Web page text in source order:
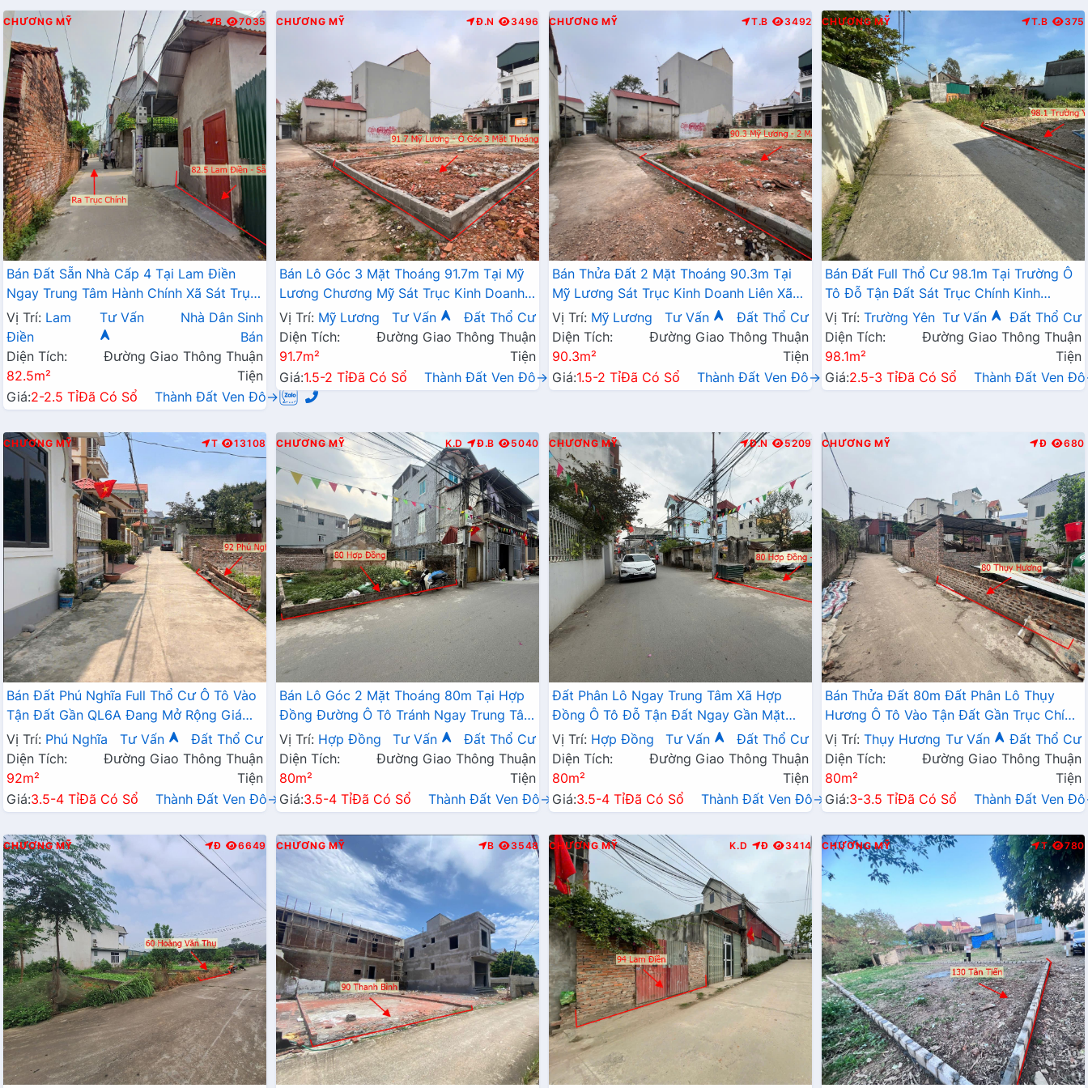
CHƯƠNG MỸ B 7035
Bán Đất Sẵn Nhà Cấp 4 Tại Lam Điền
Ngay Trung Tâm Hành Chính Xã Sát Trục
Kinh Doanh Giá Chỉ Hơn 2 Tỷ
Vị Trí: Lam
Điền
Tư Vấn
Nhà Dân Sinh
Bán
Diện Tích:
82.5m²
Đường Giao Thông Thuận
Tiện
Giá:2-2.5 TỉĐã Có Sổ Thành Đất Ven Đô→
CHƯƠNG MỸ Đ.N 3496
Bán Lô Góc 3 Mặt Thoáng 91.7m Tại Mỹ
Lương Chương Mỹ Sát Trục Kinh Doanh -
Đất Phân Lô Mỹ Lương Chương Mỹ
Vị Trí: Mỹ Lương Tư Vấn
Đất Thổ Cư
Diện Tích:
91.7m²
Đường Giao Thông Thuận
Tiện
Giá:1.5-2 TỉĐã Có Sổ Thành Đất Ven Đô→
CHƯƠNG MỸ T.B 3492
Bán Thửa Đất 2 Mặt Thoáng 90.3m Tại
Mỹ Lương Sát Trục Kinh Doanh Liên Xã
Giá Chỉ Hơn Tỷ
Vị Trí: Mỹ Lương Tư Vấn
Đất Thổ Cư
Diện Tích:
90.3m²
Đường Giao Thông Thuận
Tiện
Giá:1.5-2 TỉĐã Có Sổ Thành Đất Ven Đô→
CHƯƠNG MỸ T.B 375
Bán Đất Full Thổ Cư 98.1m Tại Trường Ô
Tô Đỗ Tận Đất Sát Trục Chính Kinh
Doanh Giá Chỉ Hơn 2 Tỷ
Vị Trí: Trường Yên Tư Vấn
Đất Thổ Cư
Diện Tích:
98.1m²
Đường Giao Thông Thuận
Tiện
Giá:2.5-3 TỉĐã Có Sổ Thành Đất Ven
CHƯƠNG MỸ T 13108
Bán Đất Phú Nghĩa Full Thổ Cư Ô Tô Vào
Tận Đất Gần QL6A Đang Mở Rộng Giá
Chỉ Vài Tỷ
Vị Trí: Phú Nghĩa Tư Vấn
Đất Thổ Cư
Diện Tích:
92m²
Đường Giao Thông Thuận
Tiện
Giá:3.5-4 TỉĐã Có Sổ Thành Đất Ven Đô→
CHƯƠNG MỸ K.D Đ.B 5040
Bán Lô Góc 2 Mặt Thoáng 80m Tại Hợp
Đồng Đường Ô Tô Tránh Ngay Trung Tâm
Hành Chính Xã Gần Đường TL419
Vị Trí: Hợp Đồng Tư Vấn
Đất Thổ Cư
Diện Tích:
80m²
Đường Giao Thông Thuận
Tiện
Giá:3.5-4 TỉĐã Có Sổ Thành Đất Ven Đô→
CHƯƠNG MỸ Đ.N 5209
Đất Phân Lô Ngay Trung Tâm Xã Hợp
Đồng Ô Tô Đỗ Tận Đất Ngay Gần Mặt
Đường Kinh Doanh TL419
Vị Trí: Hợp Đồng Tư Vấn
Đất Thổ Cư
Diện Tích:
80m²
Đường Giao Thông Thuận
Tiện
Giá:3.5-4 TỉĐã Có Sổ Thành Đất Ven Đô→
CHƯƠNG MỸ Đ 680
Bán Thửa Đất 80m Đất Phân Lô Thụy
Hương Ô Tô Vào Tận Đất Gần Trục Chính
Kinh Doanh Liên Huyện
Vị Trí: Thụy Hương Tư Vấn
Đất Thổ Cư
Diện Tích:
80m²
Đường Giao Thông Thuận
Tiện
Giá:3-3.5 TỉĐã Có Sổ Thành Đất Ven
CHƯƠNG MỸ Đ 6649 CHƯƠNG MỸ B 3548 CHƯƠNG MỸ K.D Đ 3414 CHƯƠNG MỸ T 780